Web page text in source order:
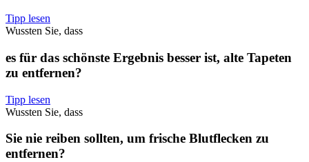
Tipp lesen
Wussten Sie, dass
es für das schönste Ergebnis besser ist, alte Tapeten
zu entfernen?
Tipp lesen
Wussten Sie, dass
Sie nie reiben sollten, um frische Blutflecken zu
entfernen?